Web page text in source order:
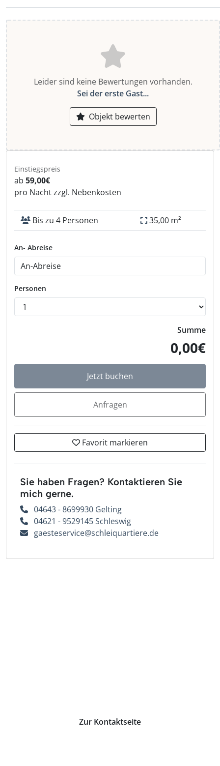
Leider sind keine Bewertungen vorhanden.
Sei der erste Gast...
Objekt bewerten
Einstiegspreis
ab 59,00€
pro Nacht zzgl. Nebenkosten
Bis zu 4 Personen 35,00 m²
An- Abreise
Personen
Summe
0,00€
Jetzt buchen
Anfragen
Favorit markieren
Sie haben Fragen? Kontaktieren Sie
mich gerne.
04643 - 8699930 Gelting
04621 - 9529145 Schleswig
gaesteservice@schleiquartiere.de
Zur Kontaktseite